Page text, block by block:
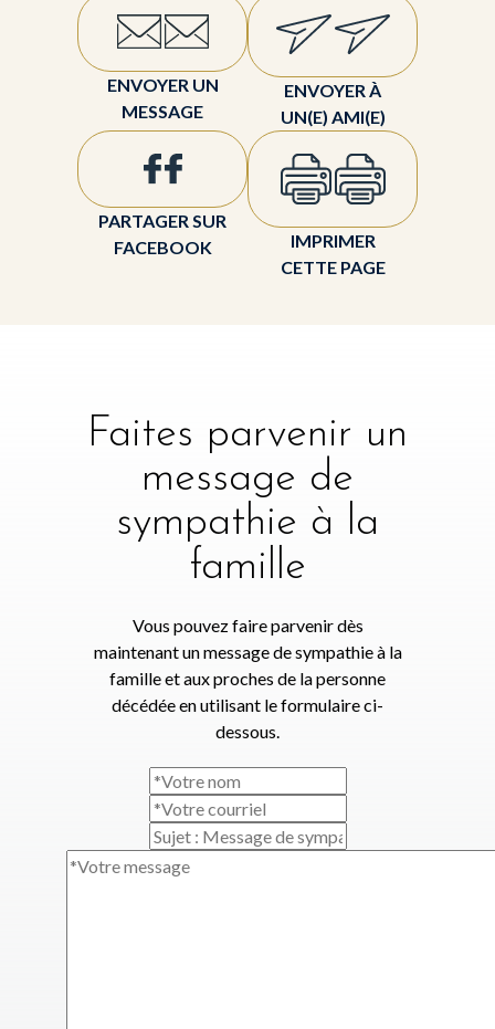
ENVOYER UN
MESSAGE
ENVOYER À
UN(E) AMI(E)
PARTAGER SUR
FACEBOOK
IMPRIMER
CETTE PAGE
Faites parvenir un
message de
sympathie à la
famille
Vous pouvez faire parvenir dès
maintenant un message de sympathie à la
famille et aux proches de la personne
décédée en utilisant le formulaire ci-
dessous.